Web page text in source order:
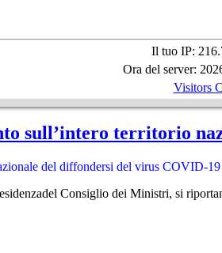
Il tuo IP:
Ora del server:
Visitors
sull’intero territorio
del diffondersi del virus COVID-19
Consiglio dei Ministri, si